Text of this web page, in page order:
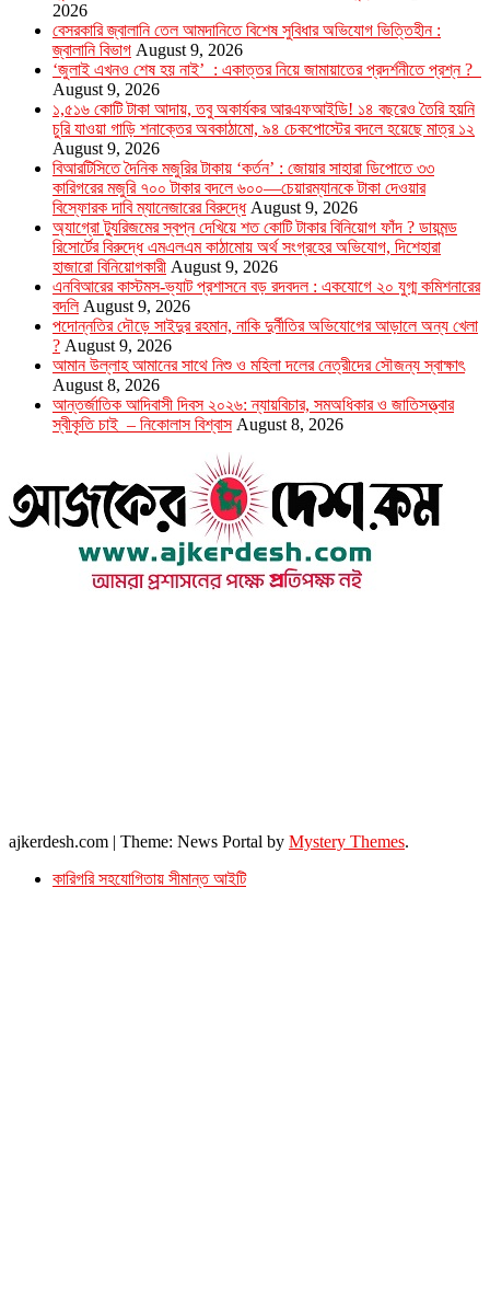
2026
বেসরকারি জ্বালানি তেল আমদানিতে বিশেষ সুবিধার অভিযোগ ভিত্তিহীন :
জ্বালানি বিভাগ August 9, 2026
‘জুলাই এখনও শেষ হয় নাই’ : একাত্তর নিয়ে জামায়াতের প্রদর্শনীতে প্রশ্ন ?
August 9, 2026
১,৫১৬ কোটি টাকা আদায়, তবু অকার্যকর আরএফআইডি! ১৪ বছরেও তৈরি হয়নি
চুরি যাওয়া গাড়ি শনাক্তের অবকাঠামো, ৯৪ চেকপোস্টের বদলে হয়েছে মাত্র ১২
August 9, 2026
বিআরটিসিতে দৈনিক মজুরির টাকায় ‘কর্তন’ : জোয়ার সাহারা ডিপোতে ৩৩
কারিগরের মজুরি ৭০০ টাকার বদলে ৬০০—চেয়ারম্যানকে টাকা দেওয়ার
বিস্ফোরক দাবি ম্যানেজারের বিরুদ্ধে August 9, 2026
অ্যাগ্রো ট্যুরিজমের স্বপ্ন দেখিয়ে শত কোটি টাকার বিনিয়োগ ফাঁদ ? ডায়মন্ড
রিসোর্টের বিরুদ্ধে এমএলএম কাঠামোয় অর্থ সংগ্রহের অভিযোগ, দিশেহারা
হাজারো বিনিয়োগকারী August 9, 2026
এনবিআরের কাস্টমস-ভ্যাট প্রশাসনে বড় রদবদল : একযোগে ২০ যুগ্ম কমিশনারের
বদলি August 9, 2026
পদোন্নতির দৌড়ে সাইদুর রহমান, নাকি দুর্নীতির অভিযোগের আড়ালে অন্য খেলা
? August 9, 2026
আমান উল্লাহ আমানের সাথে নিশু ও মহিলা দলের নেত্রীদের সৌজন্য স্বাক্ষাৎ
August 8, 2026
আন্তর্জাতিক আদিবাসী দিবস ২০২৬: ন্যায়বিচার, সমঅধিকার ও জাতিসত্ত্বার
স্বীকৃতি চাই – নিকোলাস বিশ্বাস August 8, 2026
ajkerdesh.com | Theme: News Portal by Mystery Themes.
কারিগরি সহযোগিতায় সীমান্ত আইটি